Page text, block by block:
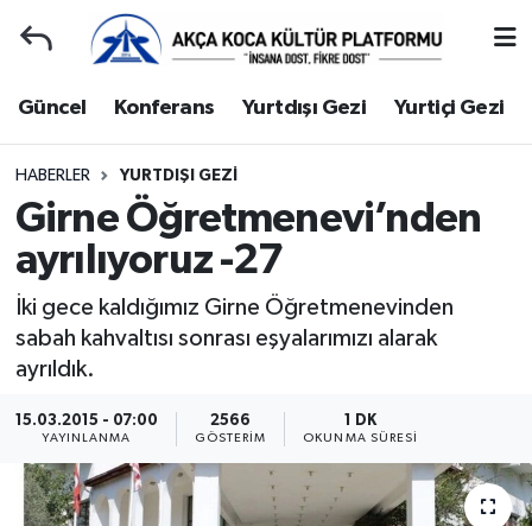
Güncel Konferans Yurtdışı Gezi Yurtiçi Gezi
HABERLER YURTDIŞI GEZI
Girne Öğretmenevi’nden
ayrılıyoruz -27
İki gece kaldığımız Girne Öğretmenevinden
sabah kahvaltısı sonrası eşyalarımızı alarak
ayrıldık.
15.03.2015 - 07:00
YAYINLANMA
2566
GÖSTERIM
1 DK
OKUNMA SÜRESI
Gençlerle Başbaşa
Güncel
Konferans
Yurtdışı Gezi
Hakkımızda
Kocaeli Hava Durumu
Kocaeli Namaz Vakitleri
Kocaeli Trafik Yoğunluk Haritası
Süper Lig Puan Durumu ve Fikstür
Son Dakika Haberleri
Haber Arşivi